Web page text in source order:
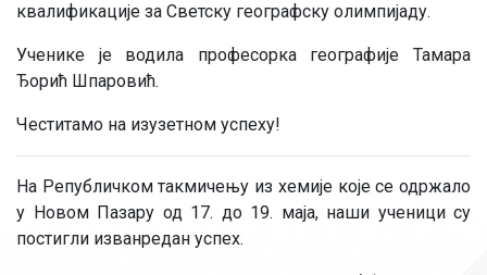
квалификације за Светску географску олимпијаду.
Ученике је водила професорка географије Тамара
Ђорић Шпаровић.
Честитамо на изузетном успеху!
На Републичком такмичењу из хемије које се одржало
у Новом Пазару од 17. до 19. маја, наши ученици су
постигли изванредан успех.